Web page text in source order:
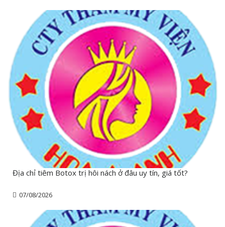
Địa chỉ tiêm Botox trị hôi nách ở đâu uy tín, giá tốt?
07/08/2026